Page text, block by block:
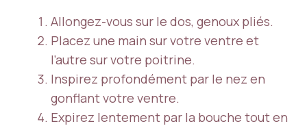
Allongez-vous sur le dos, genoux pliés.
Placez une main sur votre ventre et
l’autre sur votre poitrine.
Inspirez profondément par le nez en
gonflant votre ventre.
Expirez lentement par la bouche tout en